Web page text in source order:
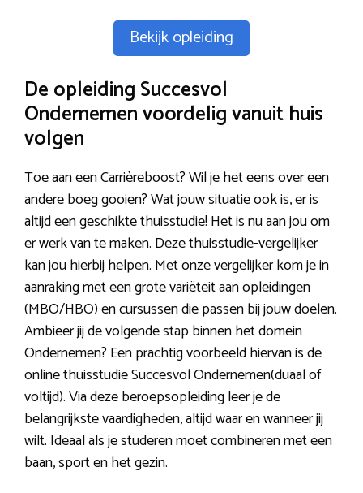
Bekijk opleiding
De opleiding Succesvol
Ondernemen voordelig vanuit huis
volgen
Toe aan een Carrièreboost? Wil je het eens over een
andere boeg gooien? Wat jouw situatie ook is, er is
altijd een geschikte thuisstudie! Het is nu aan jou om
er werk van te maken. Deze thuisstudie-vergelijker
kan jou hierbij helpen. Met onze vergelijker kom je in
aanraking met een grote variëteit aan opleidingen
(MBO/HBO) en cursussen die passen bij jouw doelen.
Ambieer jij de volgende stap binnen het domein
Ondernemen? Een prachtig voorbeeld hiervan is de
online thuisstudie Succesvol Ondernemen(duaal of
voltijd). Via deze beroepsopleiding leer je de
belangrijkste vaardigheden, altijd waar en wanneer jij
wilt. Ideaal als je studeren moet combineren met een
baan, sport en het gezin.